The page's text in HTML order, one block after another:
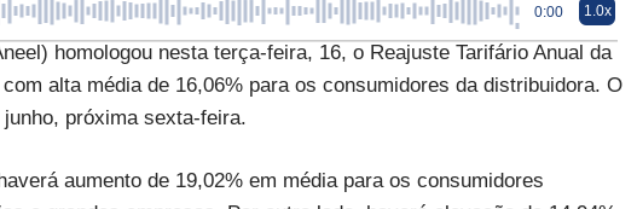
0:00 1.0x
homologou nesta terça-feira, 16, o Reajuste Tarifário Anual da
alta média de 16,06% para os consumidores da distribuidora. O
próxima sexta-feira.
aumento de 19,02% em média para os consumidores